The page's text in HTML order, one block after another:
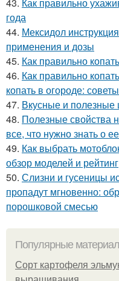
года
44. Мексидол
применения и дозы
45. Как правильно
46. Как правильно
копать в огороде:
47. Вкусные и полезные
48. Полезные свойства
все, что нужно знать о
49. Как выбрать
обзор моделей и рейтинг
50. Слизни и гусеницы
пропадут мгновенно:
порошковой смесью
Популярные
Сорт картофеля